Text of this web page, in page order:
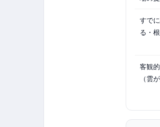
すで
る・
客観
（雲